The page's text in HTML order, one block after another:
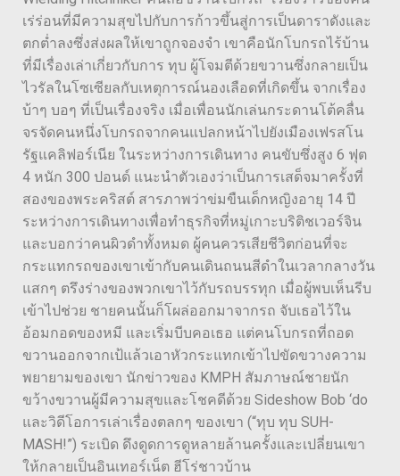
เร่ร่อนที่มีความสุขไปกับการก้าวขึ้นสู่การเป็นดาราดังและ
ตกต่ำลงซึ่งส่งผลให้เขาถูกจองจำ เขาคือนักโบกรถไร้บ้าน
ที่มีเรื่องเล่าเกี่ยวกับการ ทุบ ผู้โจมตีด้วยขวานซึ่งกลายเป็น
ไวรัลในโซเซียลกับเหตุการณ์นองเลือดที่เกิดขึ้น จากเรื่อง
บ้าๆ บอๆ ที่เป็นเรื่องจริง เมื่อเพื่อนนักเล่นกระดานโต้คลื่น
จรจัดคนหนึ่งโบกรถจากคนแปลกหน้าไปยังเมืองเฟรสโน
รัฐแคลิฟอร์เนีย ในระหว่างการเดินทาง คนขับซึ่งสูง 6 ฟุต
4 หนัก 300 ปอนด์ แนะนำตัวเองว่าเป็นการเสด็จมาครั้งที่
สองของพระคริสต์ สารภาพว่าข่มขืนเด็กหญิงอายุ 14 ปี
ระหว่างการเดินทางเพื่อทำธุรกิจที่หมู่เกาะบริติชเวอร์จิน
และบอกว่าคนผิวดำทั้งหมด ผู้คนควรเสียชีวิตก่อนที่จะ
กระแทกรถของเขาเข้ากับคนเดินถนนสีดำในเวลากลางวัน
แสกๆ ตรึงร่างของพวกเขาไว้กับรถบรรทุก เมื่อผู้พบเห็นรีบ
เข้าไปช่วย ชายคนนั้นก็โผล่ออกมาจากรถ จับเธอไว้ใน
อ้อมกอดของหมี และเริ่มบีบคอเธอ แต่คนโบกรถที่ถอด
ขวานออกจากเป้แล้วเอาหัวกระแทกเข้าไปขัดขวางความ
พยายามของเขา นักข่าวของ KMPH สัมภาษณ์ชายนัก
ขว้างขวานผู้มีความสุขและโชคดีด้วย Sideshow Bob ‘do
และวิดีโอการเล่าเรื่องตลกๆ ของเขา (“ทุบ ทุบ SUH-
MASH!”) ระเบิด ดึงดูดการดูหลายล้านครั้งและเปลี่ยนเขา
ให้กลายเป็นอินเทอร์เน็ต ฮีโร่ชาวบ้าน